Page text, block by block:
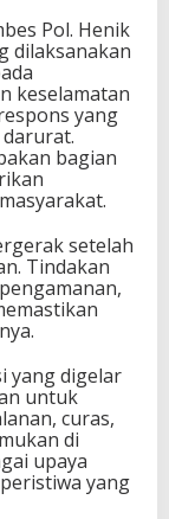
Pol. Henik
dilaksanakan
keselamatan
yang
bagian
setelah
Tindakan
yang digelar
untuk
curas,
di
upaya
yang